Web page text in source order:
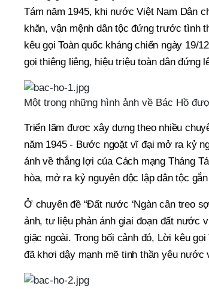
Tám năm 1945, khi nước Việt Nam Dân
khăn, vận mệnh dân tộc đứng trước tình
kêu gọi Toàn quốc kháng chiến ngày 19/
gọi thiêng liêng, hiệu triệu toàn dân đứng
Một trong những hình ảnh về Bác Hồ
Triển lãm được xây dựng theo nhiều
năm 1945 - Bước ngoặt vĩ đại mở ra kỷ
ảnh về thắng lợi của Cách mạng Tháng
hòa, mở ra kỷ nguyên độc lập dân tộc
Ở chuyên đề “Đất nước ‘Ngàn cân treo
ảnh, tư liệu phản ánh giai đoạn đất nước
giặc ngoài. Trong bối cảnh đó, Lời kêu
đã khơi dậy mạnh mẽ tinh thần yêu nước